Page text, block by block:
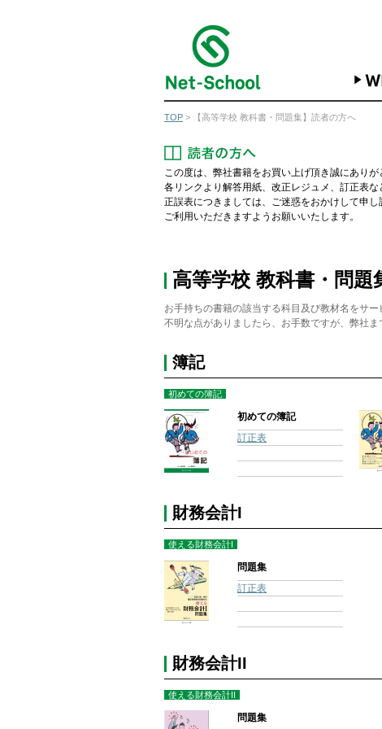
TOP > 【高等学校 教科書・問題集】読者の方へ
この度は、弊社書籍をお買い上げ頂き誠にありが
各リンクより解答用紙、改正レジュメ、訂正表
正誤表につきましては、ご迷惑をおかけして申
ご利用いただきますようお願いいたします。
高等学校 教科書・問題
お手持ちの書籍の該当する科目及び教材名をサー
不明な点がありましたら、お手数ですが、弊社
簿記
初めての簿記
初めての簿記
訂正表
財務会計I
使える財務会計I
問題集
訂正表
財務会計II
使える財務会計II
問題集